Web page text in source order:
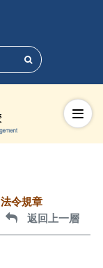
搜尋
切換
法令規章
返回上一層
返回上一層